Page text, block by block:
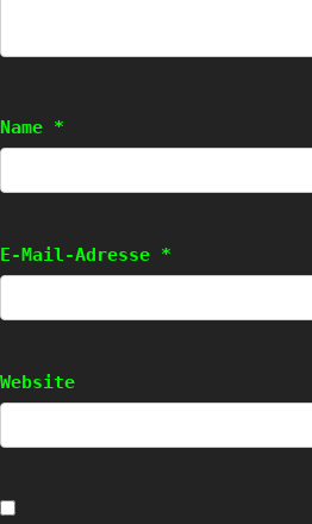
Name *
E-Mail-Adresse *
Website